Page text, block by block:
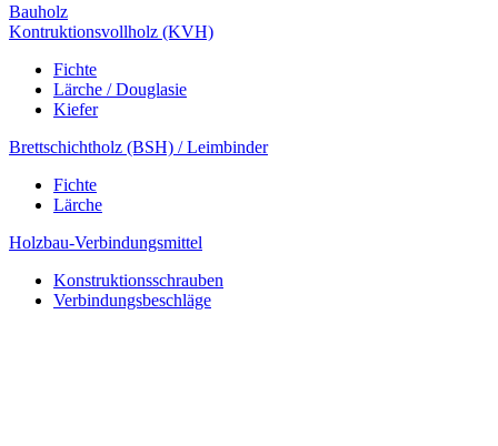
Bauholz
Kontruktionsvollholz (KVH)
Fichte
Lärche / Douglasie
Kiefer
Brettschichtholz (BSH) / Leimbinder
Fichte
Lärche
Holzbau-Verbindungsmittel
Konstruktionsschrauben
Verbindungsbeschläge